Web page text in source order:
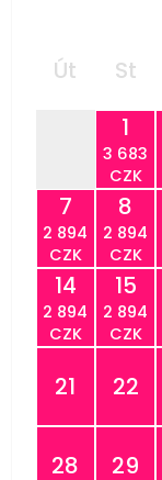
Út St
1
3 683
CZK
7
2 894
CZK
8
2 894
CZK
14
2 894
CZK
15
2 894
CZK
21 22
28 29